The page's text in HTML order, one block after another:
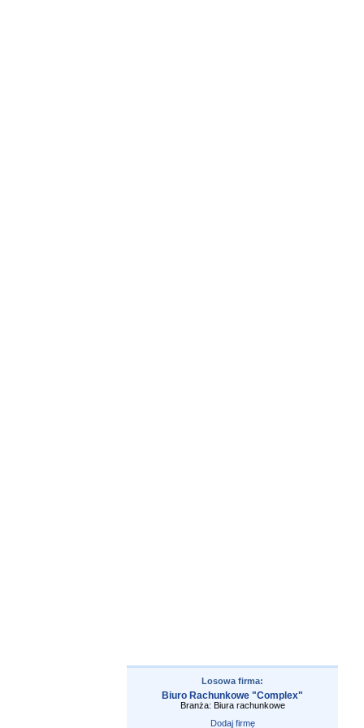
Losowa firma:
Biuro Rachunkowe "Complex"
Branża: Biura rachunkowe
Dodaj firmę